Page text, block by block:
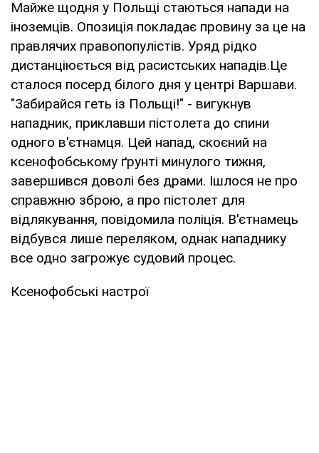
Майже щодня у Польщі стаються напади на
іноземців. Опозиція покладає провину за це на
правлячих правопопулістів. Уряд рідко
дистанціюється від расистських нападів.Це
сталося посерд білого дня у центрі Варшави.
"Забирайся геть із Польщі!" - вигукнув
нападник, приклавши пістолета до спини
одного в'єтнамця. Цей напад, скоєний на
ксенофобському ґрунті минулого тижня,
завершився доволі без драми. Ішлося не про
справжню зброю, а про пістолет для
відлякування, повідомила поліція. В'єтнамець
відбувся лише переляком, однак нападнику
все одно загрожує судовий процес.
Ксенофобські настрої